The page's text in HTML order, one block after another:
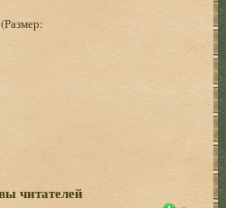
(Размер:
читателей